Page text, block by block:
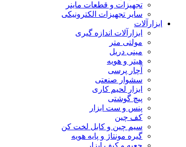
تجهیزات و قطعات ماینر
سایر تجهیزات الکترونیکی
ابزارآلات
ابزارآلات اندازه گیری
مولتی متر
مینی دریل
هیتر و هویه
آچار پرسی
سشوار صنعتی
ابزار لحیم کاری
پیچ گوشتی
پنس و ست ابزار
کف چین
سیم چین و کابل لخت کن
گیره مونتاژ و پایه هویه
جعبه و کیف ابزار